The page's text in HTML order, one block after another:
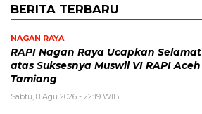
BERITA TERBARU
NAGAN RAYA
RAPI Nagan Raya Ucapkan Selamat
atas Suksesnya Muswil VI RAPI Aceh
Tamiang
Sabtu, 8 Agu 2026 - 22:19 WIB